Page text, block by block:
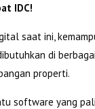
IDC!
saat ini,
di
properti.
software yang